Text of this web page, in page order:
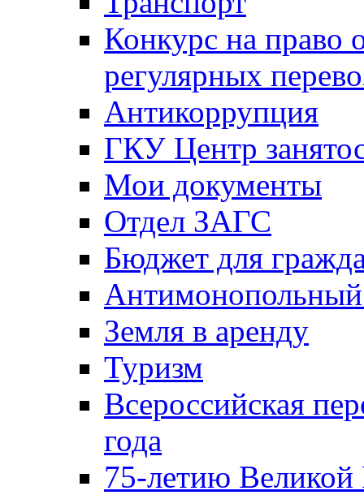
Конкурс на право
регулярных
Антикоррупция
ГКУ Центр
Мои документы
Отдел ЗАГС
Бюджет для
Антимонопольный
Земля в аренду
Туризм
Всероссийская
года
75-летию